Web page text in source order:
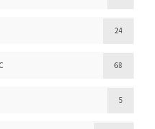
24
68
5